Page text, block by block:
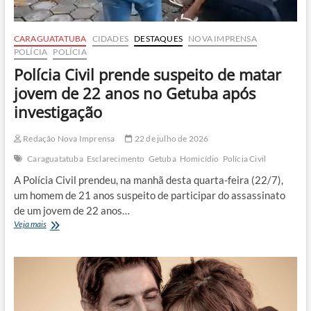
CARAGUATATUBA CIDADES DESTAQUES
NOVA IMPRENSA
POLÍCIA POLÍCIA
Polícia Civil prende suspeito de matar
jovem de 22 anos no Getuba após
investigação
Redação Nova Imprensa
22 de julho de 2026
Caraguatatuba Esclarecimento Getuba Homicídio Polícia Civil
A Polícia Civil prendeu, na manhã desta quarta-feira (22/7),
um homem de 21 anos suspeito de participar do assassinato
de um jovem de 22 anos…
Veja maisPolícia